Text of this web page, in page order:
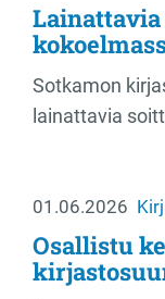
Sotkamon
lainattavia
01.06.2026
Osallistu